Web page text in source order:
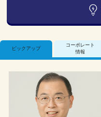
ピックアップ
コーポレート
情報